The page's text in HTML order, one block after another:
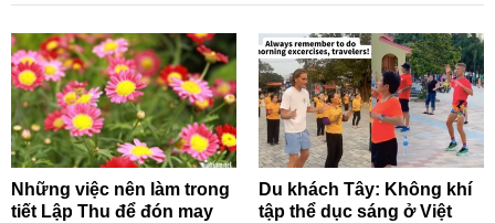
Những việc nên làm trong
tiết Lập Thu để đón may
Du khách Tây: Không khí
tập thể dục sáng ở Việt